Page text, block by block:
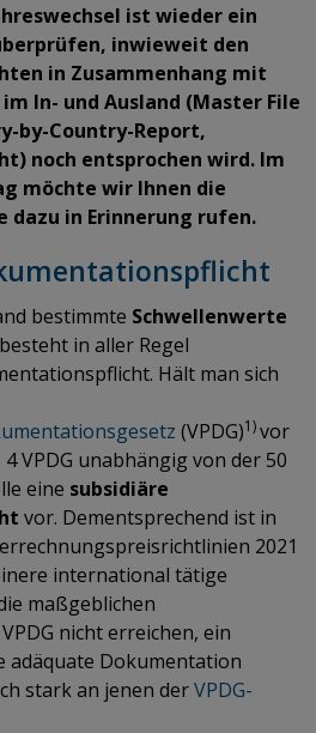
ist wieder ein
inwieweit den
in Zusammenhang mit
In- und Ausland (Master File
by-Country-Report,
noch entsprochen wird. Im
möchte wir Ihnen die
dazu in Erinnerung rufen.
bestimmte Schwellenwerte
in aller Regel
Hält man sich
(VPDG)1)vor
VPDG unabhängig von der 50
eine subsidiäre
vor. Dementsprechend ist in
2021
international tätige
maßgeblichen
nicht erreichen, ein
adäquate Dokumentation
stark an jenen derVPDG-